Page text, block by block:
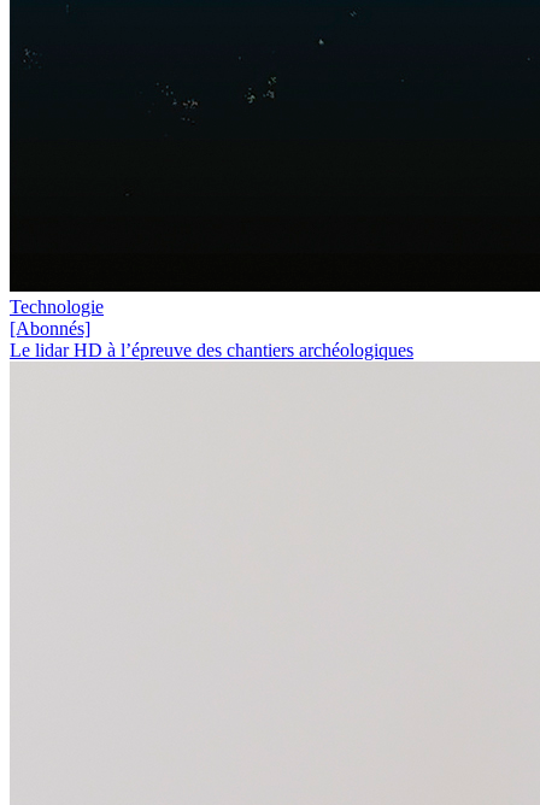
Technologie
[Abonnés]
Le lidar HD à l’épreuve des chantiers archéologiques